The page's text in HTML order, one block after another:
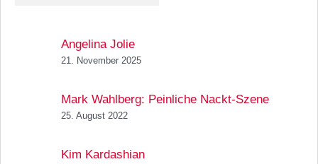
Angelina Jolie
21. November 2025
Mark Wahlberg: Peinliche Nackt-Szene
25. August 2022
Kim Kardashian